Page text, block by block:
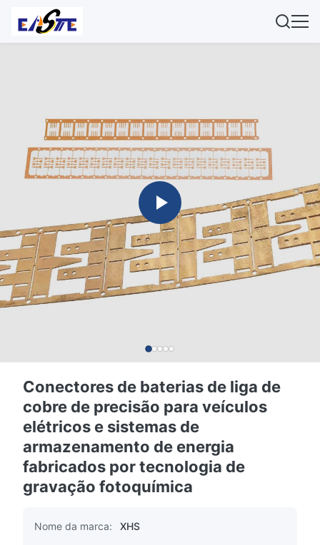
Conectores de baterias de liga de
cobre de precisão para veículos
elétricos e sistemas de
armazenamento de energia
fabricados por tecnologia de
gravação fotoquímica
Nome da marca:
XHS